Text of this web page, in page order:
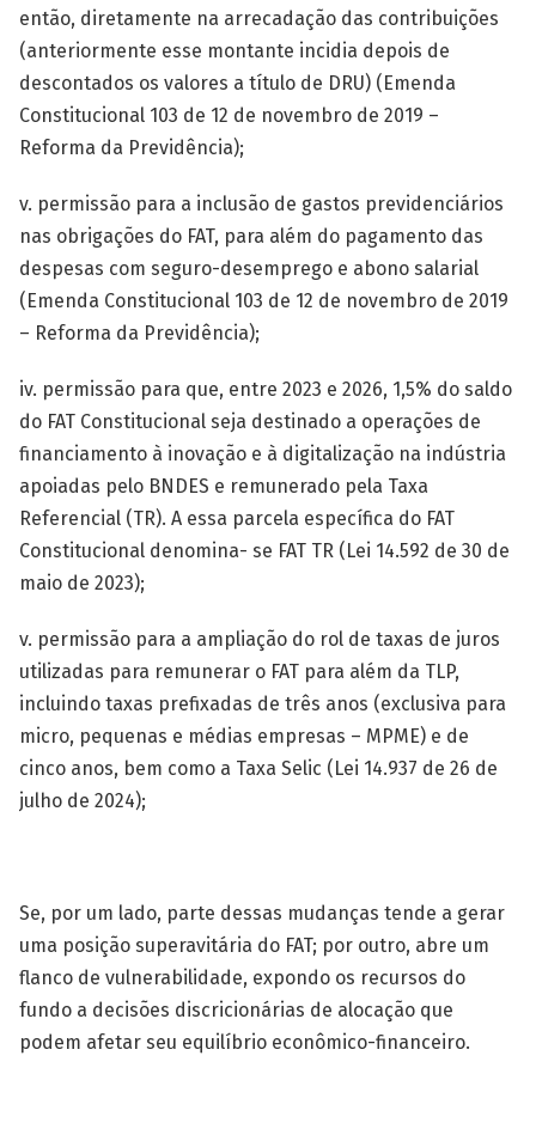
então, diretamente na arrecadação das contribuições
(anteriormente esse montante incidia depois de
descontados os valores a título de DRU) (Emenda
Constitucional 103 de 12 de novembro de 2019 –
Reforma da Previdência);
v. permissão para a inclusão de gastos previdenciários
nas obrigações do FAT, para além do pagamento das
despesas com seguro-desemprego e abono salarial
(Emenda Constitucional 103 de 12 de novembro de 2019
– Reforma da Previdência);
iv. permissão para que, entre 2023 e 2026, 1,5% do saldo
do FAT Constitucional seja destinado a operações de
financiamento à inovação e à digitalização na indústria
apoiadas pelo BNDES e remunerado pela Taxa
Referencial (TR). A essa parcela específica do FAT
Constitucional denomina- se FAT TR (Lei 14.592 de 30 de
maio de 2023);
v. permissão para a ampliação do rol de taxas de juros
utilizadas para remunerar o FAT para além da TLP,
incluindo taxas prefixadas de três anos (exclusiva para
micro, pequenas e médias empresas – MPME) e de
cinco anos, bem como a Taxa Selic (Lei 14.937 de 26 de
julho de 2024);
Se, por um lado, parte dessas mudanças tende a gerar
uma posição superavitária do FAT; por outro, abre um
flanco de vulnerabilidade, expondo os recursos do
fundo a decisões discricionárias de alocação que
podem afetar seu equilíbrio econômico-financeiro.